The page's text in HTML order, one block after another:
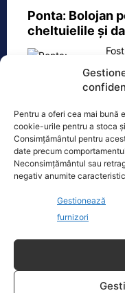
Pentru a oferi cea mai bună
cookie-urile pentru a stoca
Consimțământul pentru
date precum
Neconsimțământul sau
negativ anumite
Gestionează
furnizori
Ponta: Bolojan
cheltuielile şi
e
Oficiul de Știri
Cine este Petrică
execută 11 ani de…